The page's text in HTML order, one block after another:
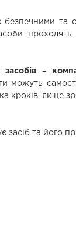
та
проходять
–
можуть
кроків, як це
засіб та його